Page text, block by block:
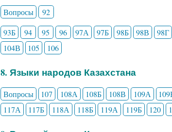
Вопросы
92
93Б
94 95 96 97А 97Б 98Б 98В 98Г
104В
105 106
8. Языки народов Казахстана
Вопросы 107 108А 108Б 108В 109А
117А
117Б 118А 118Б 119А 119Б 120